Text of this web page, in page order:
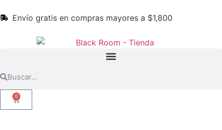
Envío gratis en compras mayores a $1,800
0